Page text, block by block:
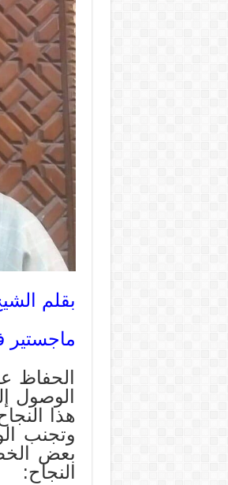
بقلم
ماجستير
الحفاظ
الوصول
هذا
وتجنب
بعض
النجاح: